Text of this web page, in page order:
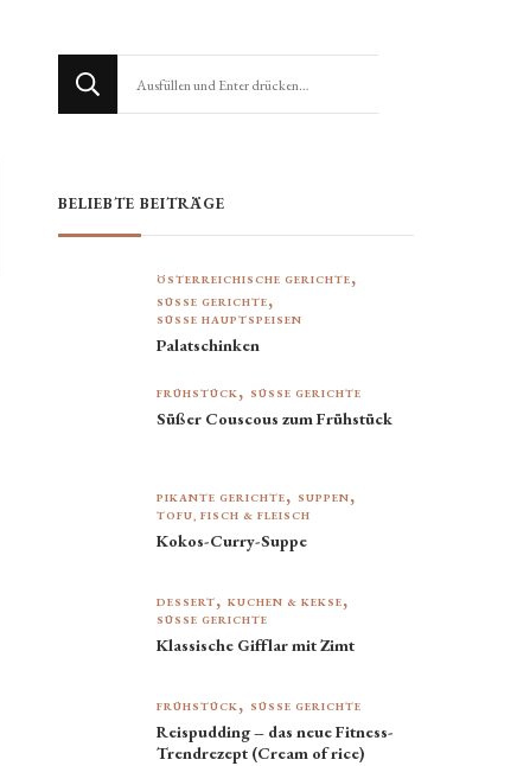
BELIEBTE BEITRÄGE
ÖSTERREICHISCHE GERICHTE
SÜSSE GERICHTE
SÜSSE HAUPTSPEISEN
Palatschinken
FRÜHSTÜCK SÜSSE GERICHTE
Süßer Couscous zum Frühstück
PIKANTE GERICHTE
SUPPEN
TOFU, FISCH & FLEISCH
Kokos-Curry-Suppe
DESSERT
KUCHEN & KEKSE
SÜSSE GERICHTE
Klassische Gifflar mit Zimt
FRÜHSTÜCK SÜSSE GERICHTE
Reispudding – das neue Fitness-
Trendrezept (Cream of rice)